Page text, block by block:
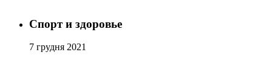
Спорт и здоровье
7 грудня 2021